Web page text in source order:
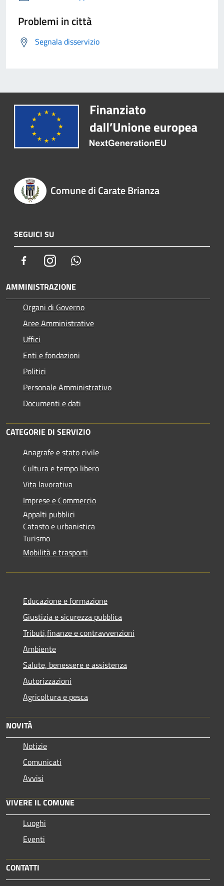
Problemi in città
Segnala disservizio
Comune di Carate Brianza
SEGUICI SU
FacebookInstagram
AMMINISTRAZIONE
Organi di Governo
Aree Amministrative
Uffici
Enti e fondazioni
Politici
Personale Amministrativo
Documenti e dati
CATEGORIE DI SERVIZIO
Anagrafe e stato civile
Cultura e tempo libero
Vita lavorativa
Imprese e Commercio
Appalti pubblici
Catasto e urbanistica
Turismo
Mobilità e trasporti
Educazione e formazione
Giustizia e sicurezza pubblica
Tributi,finanze e contravvenzioni
Ambiente
Salute, benessere e assistenza
Autorizzazioni
Agricoltura e pesca
NOVITÀ
Notizie
Comunicati
Avvisi
VIVERE IL COMUNE
Luoghi
Eventi
CONTATTI